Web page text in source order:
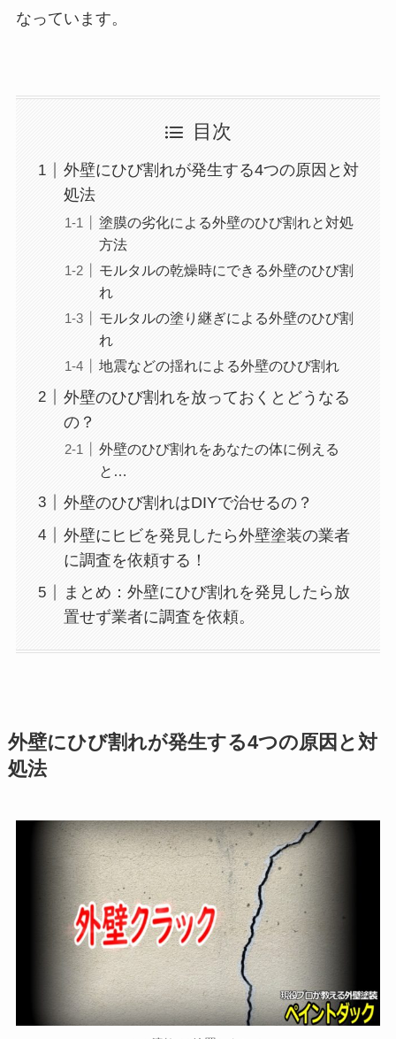
なっています。
目次
外壁にひび割れが発生する4つの原因と対
処法
塗膜の劣化による外壁のひび割れと対処
方法
モルタルの乾燥時にできる外壁のひび割
れ
モルタルの塗り継ぎによる外壁のひび割
れ
地震などの揺れによる外壁のひび割れ
外壁のひび割れを放っておくとどうなる
の？
外壁のひび割れをあなたの体に例える
と…
外壁のひび割れはDIYで治せるの？
外壁にヒビを発見したら外壁塗装の業者
に調査を依頼する！
まとめ：外壁にひび割れを発見したら放
置せず業者に調査を依頼。
外壁にひび割れが発生する4つの原因と対
処法